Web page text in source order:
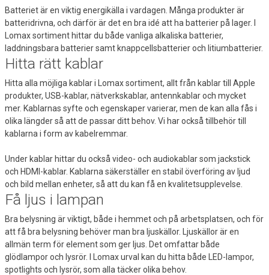
Batteriet är en viktig energikälla i vardagen. Många produkter är
batteridrivna, och därför är det en bra idé att ha batterier på lager. I
Lomax sortiment hittar du både vanliga alkaliska batterier,
laddningsbara batterier samt knappcellsbatterier och litiumbatterier.
Hitta rätt kablar
Hitta alla möjliga kablar i Lomax sortiment, allt från kablar till Apple
produkter, USB-kablar, nätverkskablar, antennkablar och mycket
mer. Kablarnas syfte och egenskaper varierar, men de kan alla fås i
olika längder så att de passar ditt behov. Vi har också tillbehör till
kablarna i form av kabelremmar.
Under kablar hittar du också video- och audiokablar som jackstick
och HDMI-kablar. Kablarna säkerställer en stabil överföring av ljud
och bild mellan enheter, så att du kan få en kvalitetsupplevelse.
Få ljus i lampan
Bra belysning är viktigt, både i hemmet och på arbetsplatsen, och för
att få bra belysning behöver man bra ljuskällor. Ljuskällor är en
allmän term för element som ger ljus. Det omfattar både
glödlampor och lysrör. I Lomax urval kan du hitta både LED-lampor,
spotlights och lysrör, som alla täcker olika behov.